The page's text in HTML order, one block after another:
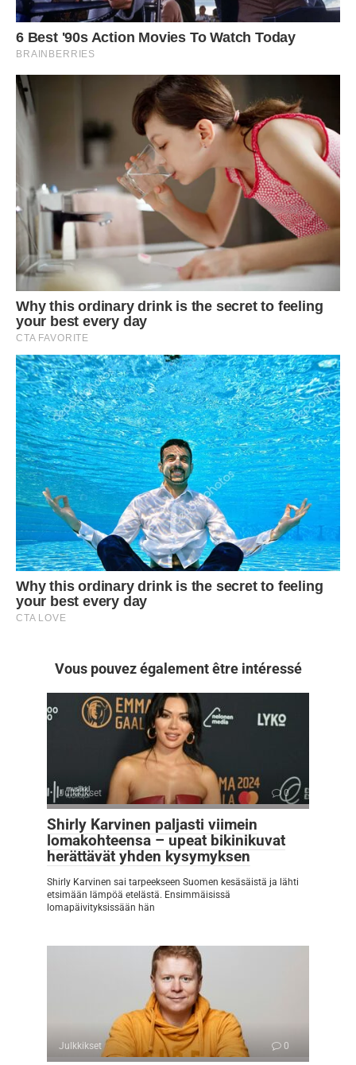
Vous pouvez également être intéressé
Julkkikset 0
Shirly Karvinen paljasti viimein
lomakohteensa – upeat bikinikuvat
herättävät yhden kysymyksen
Shirly Karvinen sai tarpeekseen Suomen kesäsäistä ja lähti
etsimään lämpöä etelästä. Ensimmäisissä
lomapäivityksissään hän
Julkkikset 0